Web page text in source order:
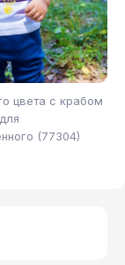
цвета с крабом
(77304)